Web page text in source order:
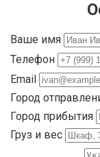
Ваше имя
Телефон
Email
Город
Город прибытия
Груз и вес